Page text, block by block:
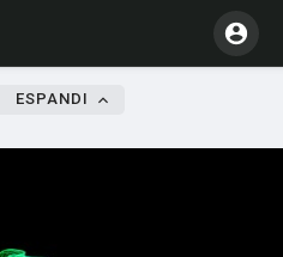
ESPANDI